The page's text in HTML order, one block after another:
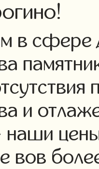
в сфере
и
наши